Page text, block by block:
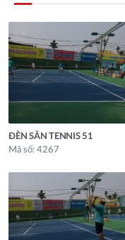
ĐÈN SÂN TENNIS 51
Mã số: 4267